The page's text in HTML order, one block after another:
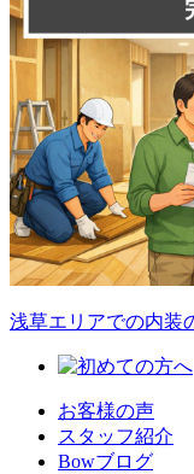
浅草エリアでの内装
お客様の声
スタッフ紹介
Bowブログ